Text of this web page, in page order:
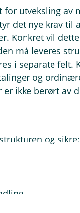
for utveksling av
det nye krav til
Konkret vil
må leveres
i separate felt.
og
ikke berørt av
og sikre: